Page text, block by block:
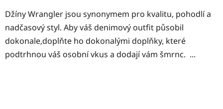
Džíny Wrangler jsou synonymem pro kvalitu, pohodlí a
nadčasový styl. Aby váš denimový outfit působil
dokonale,doplňte ho dokonalými doplňky, které
podtrhnou váš osobní vkus a dodají vám šmrnc. ...